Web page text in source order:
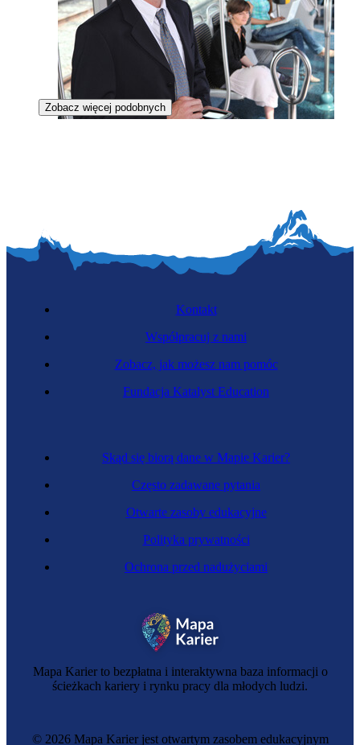
Zawód regulowany
Kapitan statku
Kontroler ruchu lotniczego
Zobacz więcej podobnych
Mapa Karier to bezpłatna i interaktywna baza informacji o
ścieżkach kariery i rynku pracy dla młodych ludzi.
Skąd się biorą dane w Mapie Karier?
Często zadawane pytania
Otwarte zasoby edukacyjne
Polityka prywatności
Ochrona przed nadużyciami
Kontakt
Współpracuj z nami
Zobacz, jak możesz nam pomóc
Fundacja Katalyst Education
© 2026 Mapa Karier jest otwartym zasobem edukacyjnym